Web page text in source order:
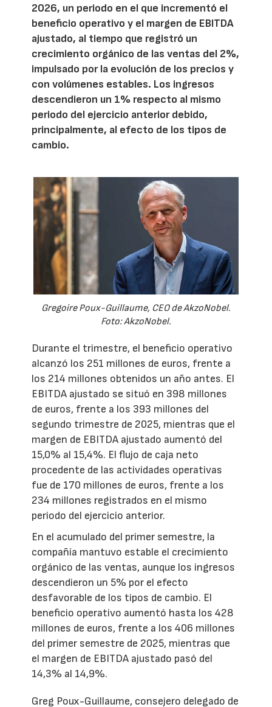
2026, un periodo en el que incrementó el
beneficio operativo y el margen de EBITDA
ajustado, al tiempo que registró un
crecimiento orgánico de las ventas del 2%,
impulsado por la evolución de los precios y
con volúmenes estables. Los ingresos
descendieron un 1% respecto al mismo
periodo del ejercicio anterior debido,
principalmente, al efecto de los tipos de
cambio.
Gregoire Poux-Guillaume, CEO de AkzoNobel.
Foto: AkzoNobel.
Durante el trimestre, el beneficio operativo
alcanzó los 251 millones de euros, frente a
los 214 millones obtenidos un año antes. El
EBITDA ajustado se situó en 398 millones
de euros, frente a los 393 millones del
segundo trimestre de 2025, mientras que el
margen de EBITDA ajustado aumentó del
15,0% al 15,4%. El flujo de caja neto
procedente de las actividades operativas
fue de 170 millones de euros, frente a los
234 millones registrados en el mismo
periodo del ejercicio anterior.
En el acumulado del primer semestre, la
compañía mantuvo estable el crecimiento
orgánico de las ventas, aunque los ingresos
descendieron un 5% por el efecto
desfavorable de los tipos de cambio. El
beneficio operativo aumentó hasta los 428
millones de euros, frente a los 406 millones
del primer semestre de 2025, mientras que
el margen de EBITDA ajustado pasó del
14,3% al 14,9%.
Greg Poux-Guillaume, consejero delegado de